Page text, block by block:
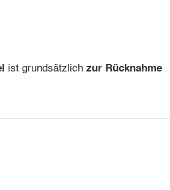
ist grundsätzlich zur Rücknahme